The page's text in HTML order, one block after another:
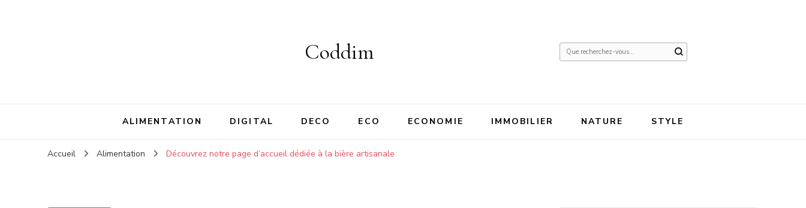
Coddim
Vous
ALIMENTATION DIGITAL DECO ECO ECONOMIE IMMOBILIER NATURE STYLE
Accueil Alimentation Découvrez notre page d’accueil dédiée à la bière artisanale